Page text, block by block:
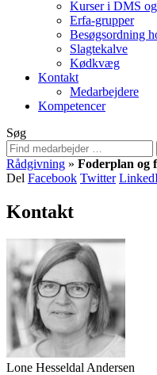
Kurser i DMS
Erfa-grupper
Besøgsordning
Slagtekalve
Kødkvæg
Kontakt
Medarbejdere
Kompetencer
Søg
Rådgivning » Foderplan og
Del Facebook Twitter
Kontakt
Lone Hesseldal Andersen